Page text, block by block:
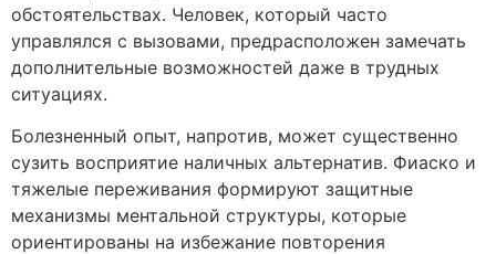
обстоятельствах. Человек, который часто
управлялся с вызовами, предрасположен замечать
дополнительные возможностей даже в трудных
ситуациях.
Болезненный опыт, напротив, может существенно
сузить восприятие наличных альтернатив. Фиаско и
тяжелые переживания формируют защитные
механизмы ментальной структуры, которые
ориентированы на избежание повторения